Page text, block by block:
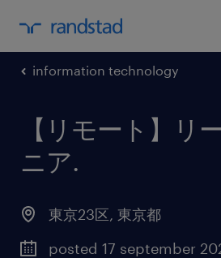
information technology
【リモート】リ
ニア.
東京23区, 東京都
posted 17 september